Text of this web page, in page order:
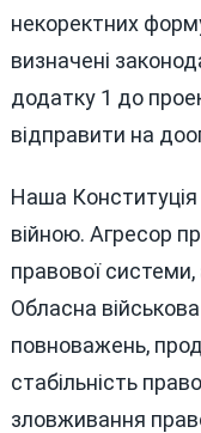
некоректних
визначені
додатку 1 до
відправити на
Наша Конституція
війною. Агресор
правової системи,
Обласна
повноважень,
стабільність
зловживання